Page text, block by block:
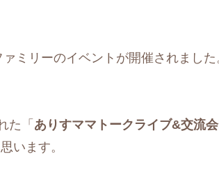
ミリーのイベントが開催されまし
た「 ありすママトークライブ&交流
います。